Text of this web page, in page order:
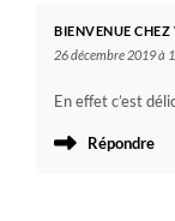
BIENVENUE CHEZ
26 décembre 2019 à
En effet c’est
Répondre